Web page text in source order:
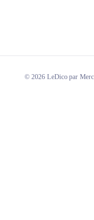
© 2026 LeDico par